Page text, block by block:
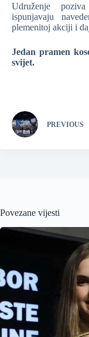
Udruženje
ispunjavaju
plemenitoj akciji i
Jedan pramen
svijet.
PREVIOUS
Povezane vijesti